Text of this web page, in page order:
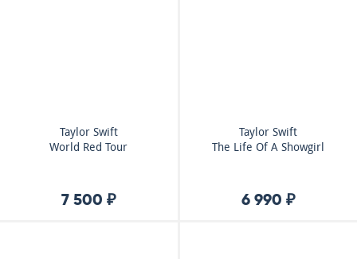
Taylor Swift
World Red Tour
7 500 ₽
Taylor Swift
The Life Of A Showgirl
6 990 ₽